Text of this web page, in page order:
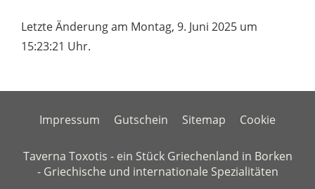
Letzte Änderung am Montag, 9. Juni 2025 um
15:23:21 Uhr.
Impressum Gutschein Sitemap Cookie
Taverna Toxotis - ein Stück Griechenland in Borken
- Griechische und internationale Spezialitäten